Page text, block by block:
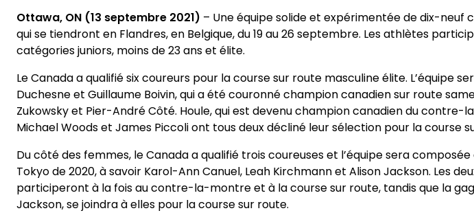
Ottawa, ON (13 septembre 2021) – Une équipe solide et expérimentée de dix-neuf
qui se tiendront en Flandres, en Belgique, du 19 au 26 septembre. Les athlètes
catégories juniors, moins de 23 ans et élite.
Le Canada a qualifié six coureurs pour la course sur route masculine élite. L’équipe
Duchesne et Guillaume Boivin, qui a été couronné champion canadien sur route
Zukowsky et Pier-André Côté. Houle, qui est devenu champion canadien du
Michael Woods et James Piccoli ont tous deux décliné leur sélection pour la
Du côté des femmes, le Canada a qualifié trois coureuses et l’équipe sera
Tokyo de 2020, à savoir Karol-Ann Canuel, Leah Kirchmann et Alison Jackson.
participeront à la fois au contre-la-montre et à la course sur route, tandis que la
Jackson, se joindra à elles pour la course sur route.